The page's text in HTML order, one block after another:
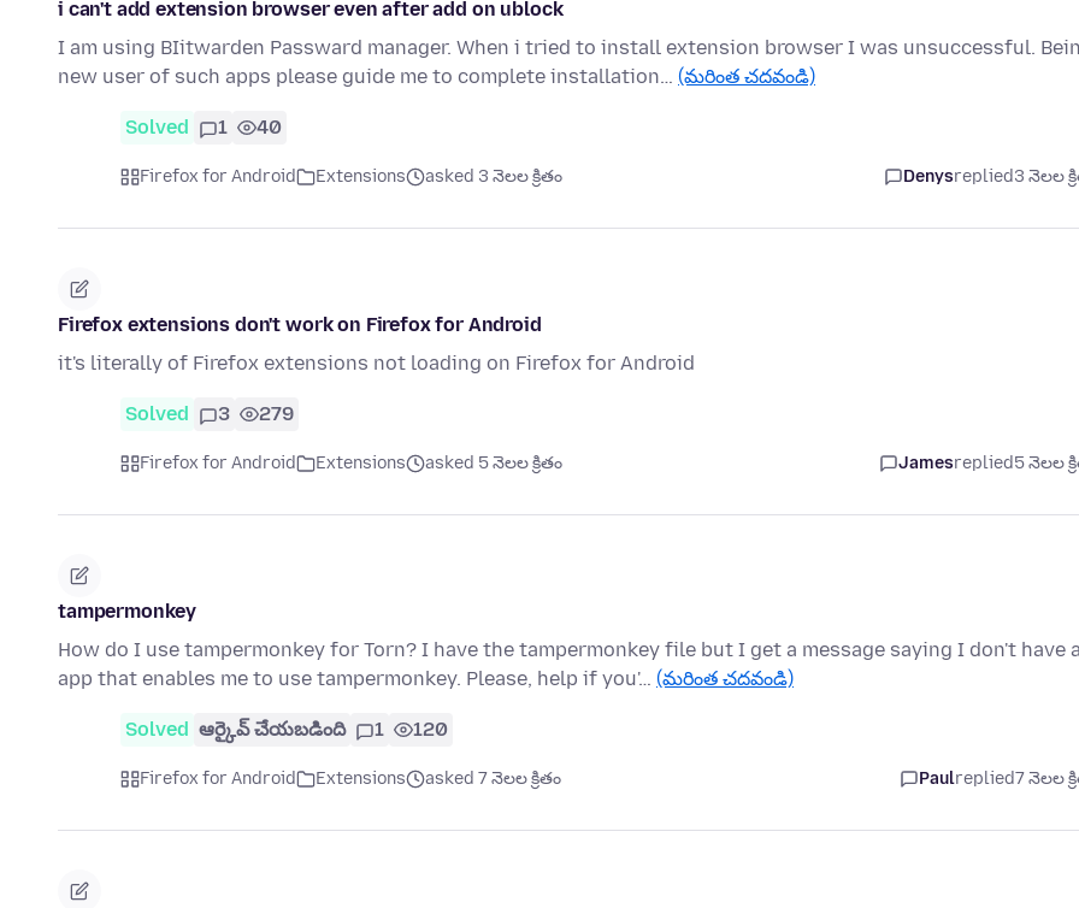
i can't add extension browser even after add on ublock
I am using BIitwarden Passward manager. When i tried to install extension browser I was unsuccessful.
new user of such apps please guide me to complete installation… (మరింత చదవండి)
Solved 1 40
Firefox for Android Extensions asked 3 నెలల క్రితం Denysreplied3 నెలల
Firefox extensions don't work on Firefox for Android
it's literally of Firefox extensions not loading on Firefox for Android
Solved 3 279
Firefox for Android Extensions asked 5 నెలల క్రితం Jamesreplied5 నెలల
tampermonkey
How do I use tampermonkey for Torn? I have the tampermonkey file but I get a message saying I don't have
app that enables me to use tampermonkey. Please, help if you'… (మరింత చదవండి)
Solved ఆర్కైవ్ చేయబడింది 1 120
Firefox for Android Extensions asked 7 నెలల క్రితం Paulreplied7 నెలల